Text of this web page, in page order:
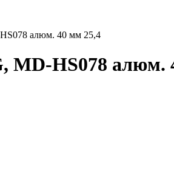
алюм. 40 мм 25,4
MD-HS078 алюм.